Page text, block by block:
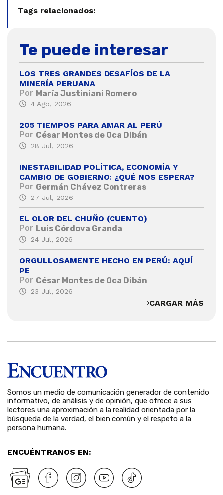
Tags relacionados:
Te puede interesar
LOS TRES GRANDES DESAFÍOS DE LA
MINERÍA PERUANA
Por María Justiniani Romero
4 Ago, 2026
205 TIEMPOS PARA AMAR AL PERÚ
Por César Montes de Oca Dibán
28 Jul, 2026
INESTABILIDAD POLÍTICA, ECONOMÍA Y
CAMBIO DE GOBIERNO: ¿QUÉ NOS ESPERA?
Por Germán Chávez Contreras
27 Jul, 2026
EL OLOR DEL CHUÑO (CUENTO)
Por Luis Córdova Granda
24 Jul, 2026
ORGULLOSAMENTE HECHO EN PERÚ: AQUÍ
PE
Por César Montes de Oca Dibán
23 Jul, 2026
CARGAR MÁS
Somos un medio de comunicación generador de contenido
informativo, de análisis y de opinión, que ofrece a sus
lectores una aproximación a la realidad orientada por la
búsqueda de la verdad, el bien común y el respeto a la
persona humana.
ENCUÉNTRANOS EN: